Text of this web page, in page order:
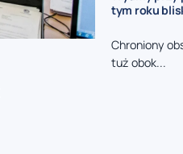
tym roku
Chroniony
tuż obok...